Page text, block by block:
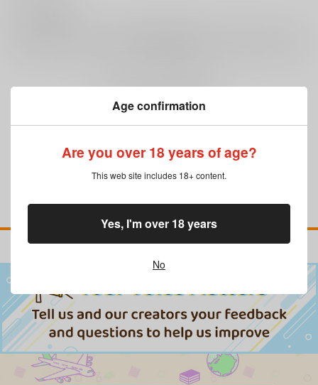
Age confirmation
Are you over 18 years of age?
This web site includes 18+ content.
No
Yes, I'm over 18 years